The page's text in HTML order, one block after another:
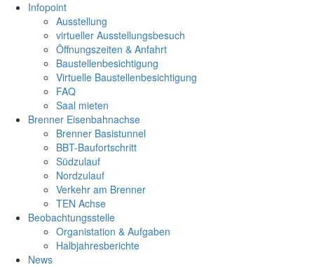
Infopoint
Ausstellung
virtueller Ausstellungsbesuch
Öffnungszeiten & Anfahrt
Baustellenbesichtigung
Virtuelle Baustellenbesichtigung
FAQ
Saal mieten
Brenner Eisenbahnachse
Brenner Basistunnel
BBT-Baufortschritt
Südzulauf
Nordzulauf
Verkehr am Brenner
TEN Achse
Beobachtungsstelle
Organistation & Aufgaben
Halbjahresberichte
News